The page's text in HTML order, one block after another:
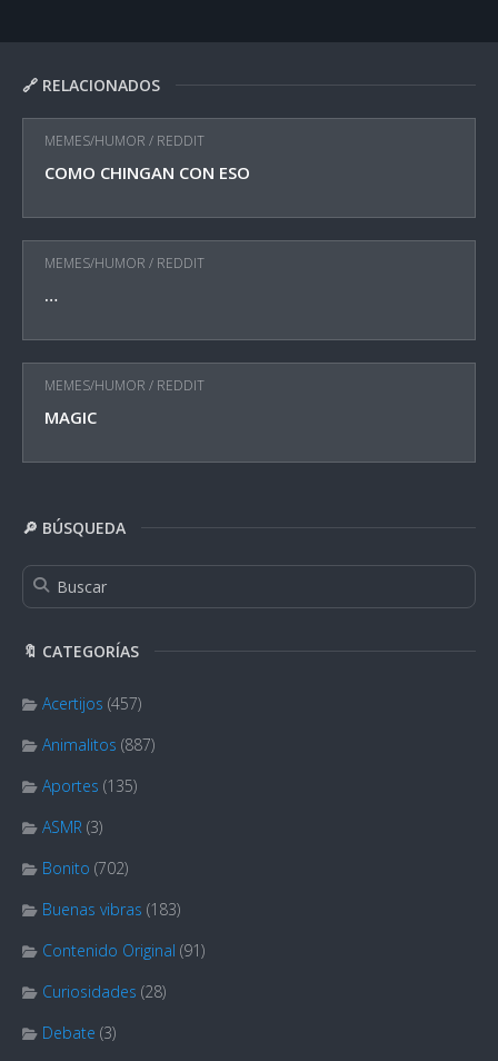
🔗 RELACIONADOS
MEMES/HUMOR / REDDIT
COMO CHINGAN CON ESO
MEMES/HUMOR / REDDIT
…
MEMES/HUMOR / REDDIT
MAGIC
🔎 BÚSQUEDA
🔖 CATEGORÍAS
Acertijos (457)
Animalitos (887)
Aportes (135)
ASMR (3)
Bonito (702)
Buenas vibras (183)
Contenido Original (91)
Curiosidades (28)
Debate (3)